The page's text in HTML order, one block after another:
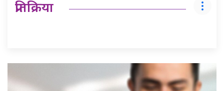
प्रतिक्रिया